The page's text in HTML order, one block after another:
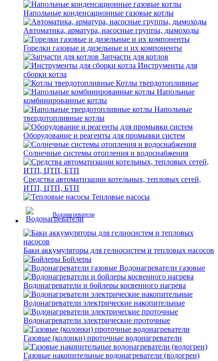
Напольные конденсационные газовые котлы
Автоматика, арматура, насосные группы, дымоходы
Горелки газовые и дизельные и их компоненты
Запчасти для котлов
Инструменты для
сборки котла
Котлы твердотопливные
Напольные
комбинированные котлы
Напольные
твердотопливные котлы
Оборудование и реагенты для промывки систем
Солнечные системы отопления и водоснабжения
Средства автоматизации котельных, тепловых сетей,
ИТП, ЦТП, БТП
Тепловые насосы
Водонагреватели
Баки аккумуляторы для гелиосистем и тепловых насосов
Бойлеры
Водонагреватели газовые
Водонагреватели и бойлеры косвенного нагрева
Водонагреватели электрические накопительные
Водонагреватели электрические проточные
Газовые (колонки) проточные водонагреватели
Газовые накопительные водонагреватели (водогреи)